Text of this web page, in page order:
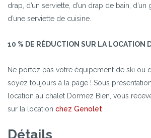
drap, d’un serviette, d’un drap de bain,
d’une serviette de cuisine.
10 % DE RÉDUCTION SUR LA LOCATION
Ne portez pas votre équipement de ski ou
soyez toujours à la page ! Sous
location au chalet Dormez Bien, vous
sur la location chez Genolet.
Détails